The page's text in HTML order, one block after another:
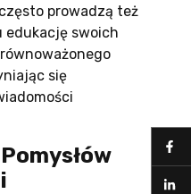
prowadzą też
swoich
się